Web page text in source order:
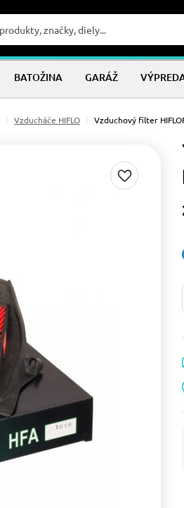
BATOŽINA GARÁŽ
Vzducháče HIFLO Vzduchový filter